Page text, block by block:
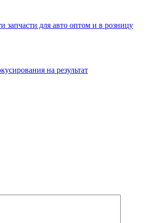
для авто оптом и в розницу
на результат